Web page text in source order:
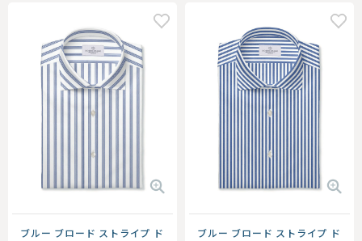
ブルー ブロード ストライプ ド
ブルー ブロード ストライプ ド